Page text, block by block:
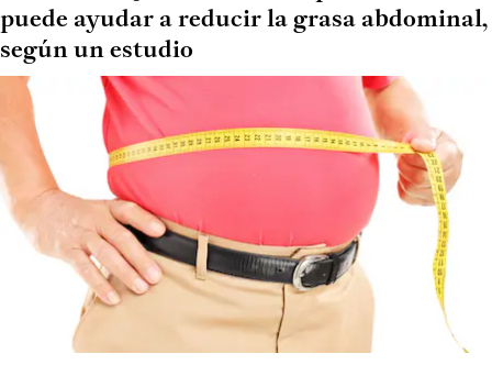
puede ayudar a reducir la grasa abdominal,
según un estudio